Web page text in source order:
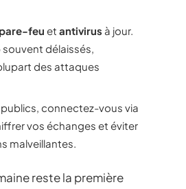
pare-feu et antivirus à jour.
délaissés,
des attaques
publics, connectez-vous via
vos échanges et éviter
malveillantes.
reste la première